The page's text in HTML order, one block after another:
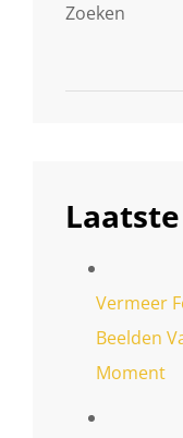
Zoeken
Vermeer
Beelden
Moment